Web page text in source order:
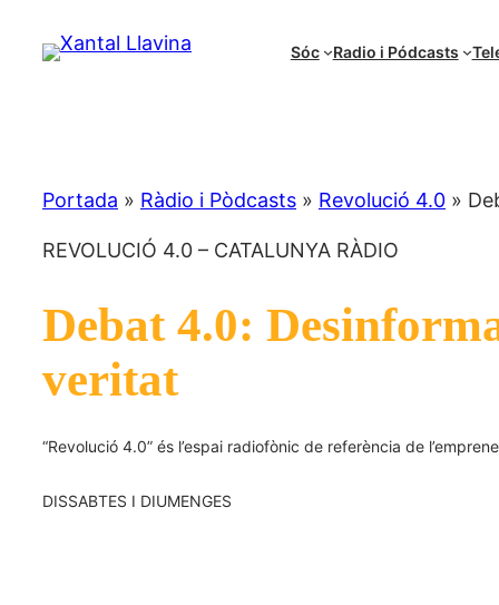
Sóc Radio i Pódcasts
Portada » Ràdio i Pòdcasts » Revolució 4.0 »
REVOLUCIÓ 4.0 – CATALUNYA RÀDIO
Debat 4.0:
veritat
“Revolució 4.0” és l’espai radiofònic de referència de
DISSABTES I DIUMENGES